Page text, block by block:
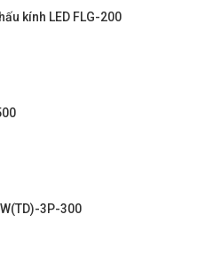
kính LED FLG-200
3P-300